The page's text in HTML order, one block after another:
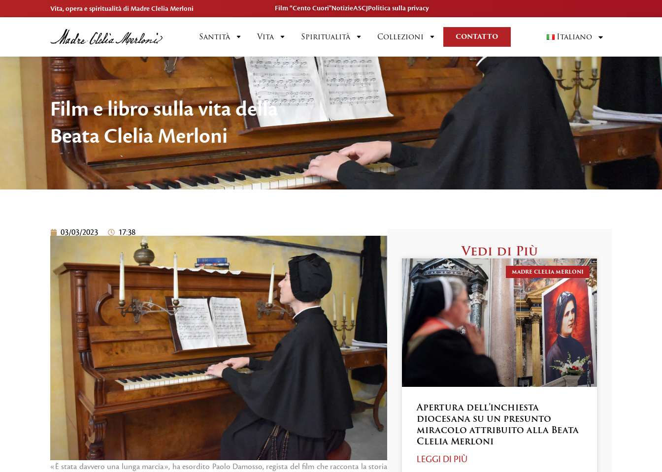
Vita, opera e spiritualità di Madre Clelia Merloni Film “Cento Cuori"NotizieASCJPolitica sulla privacy
Santità Vita Spiritualità Collezioni CONTATTO Italiano
Film e libro sulla vita della
Beata Clelia Merloni
03/03/2023 17:38
«È stata davvero una lunga marcia», ha esordito Paolo Damosso, regista del film che racconta la storia
Vedi di Più
MADRE CLELIA MERLONI
Apertura dell’inchiesta
diocesana su un presunto
miracolo attribuito alla Beata
Clelia Merloni
LEGGI DI PIÙ